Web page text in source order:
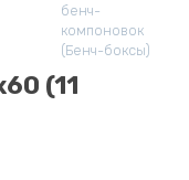
бенч-
компоновок
(Бенч-боксы)
(11